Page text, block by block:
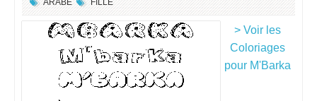
ARABE FILLE
> Voir les
Coloriages
pour M'Barka